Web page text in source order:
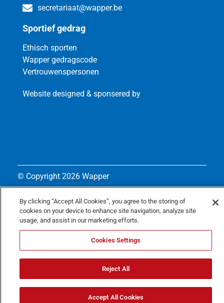
secretariaat@wapper.be
Sportief gedrag
Ethisch sporten
Wapper gedragscode
Vertrouwenspersonen
Website designed & sponsered by
© Copyright 2026 Wapper
Cookie policy
By clicking “Accept All Cookies”, you agree to the storing of
cookies on your device to enhance site navigation, analyze site
usage, and assist in our marketing efforts.
Cookies Settings
Reject All
Accept All Cookies